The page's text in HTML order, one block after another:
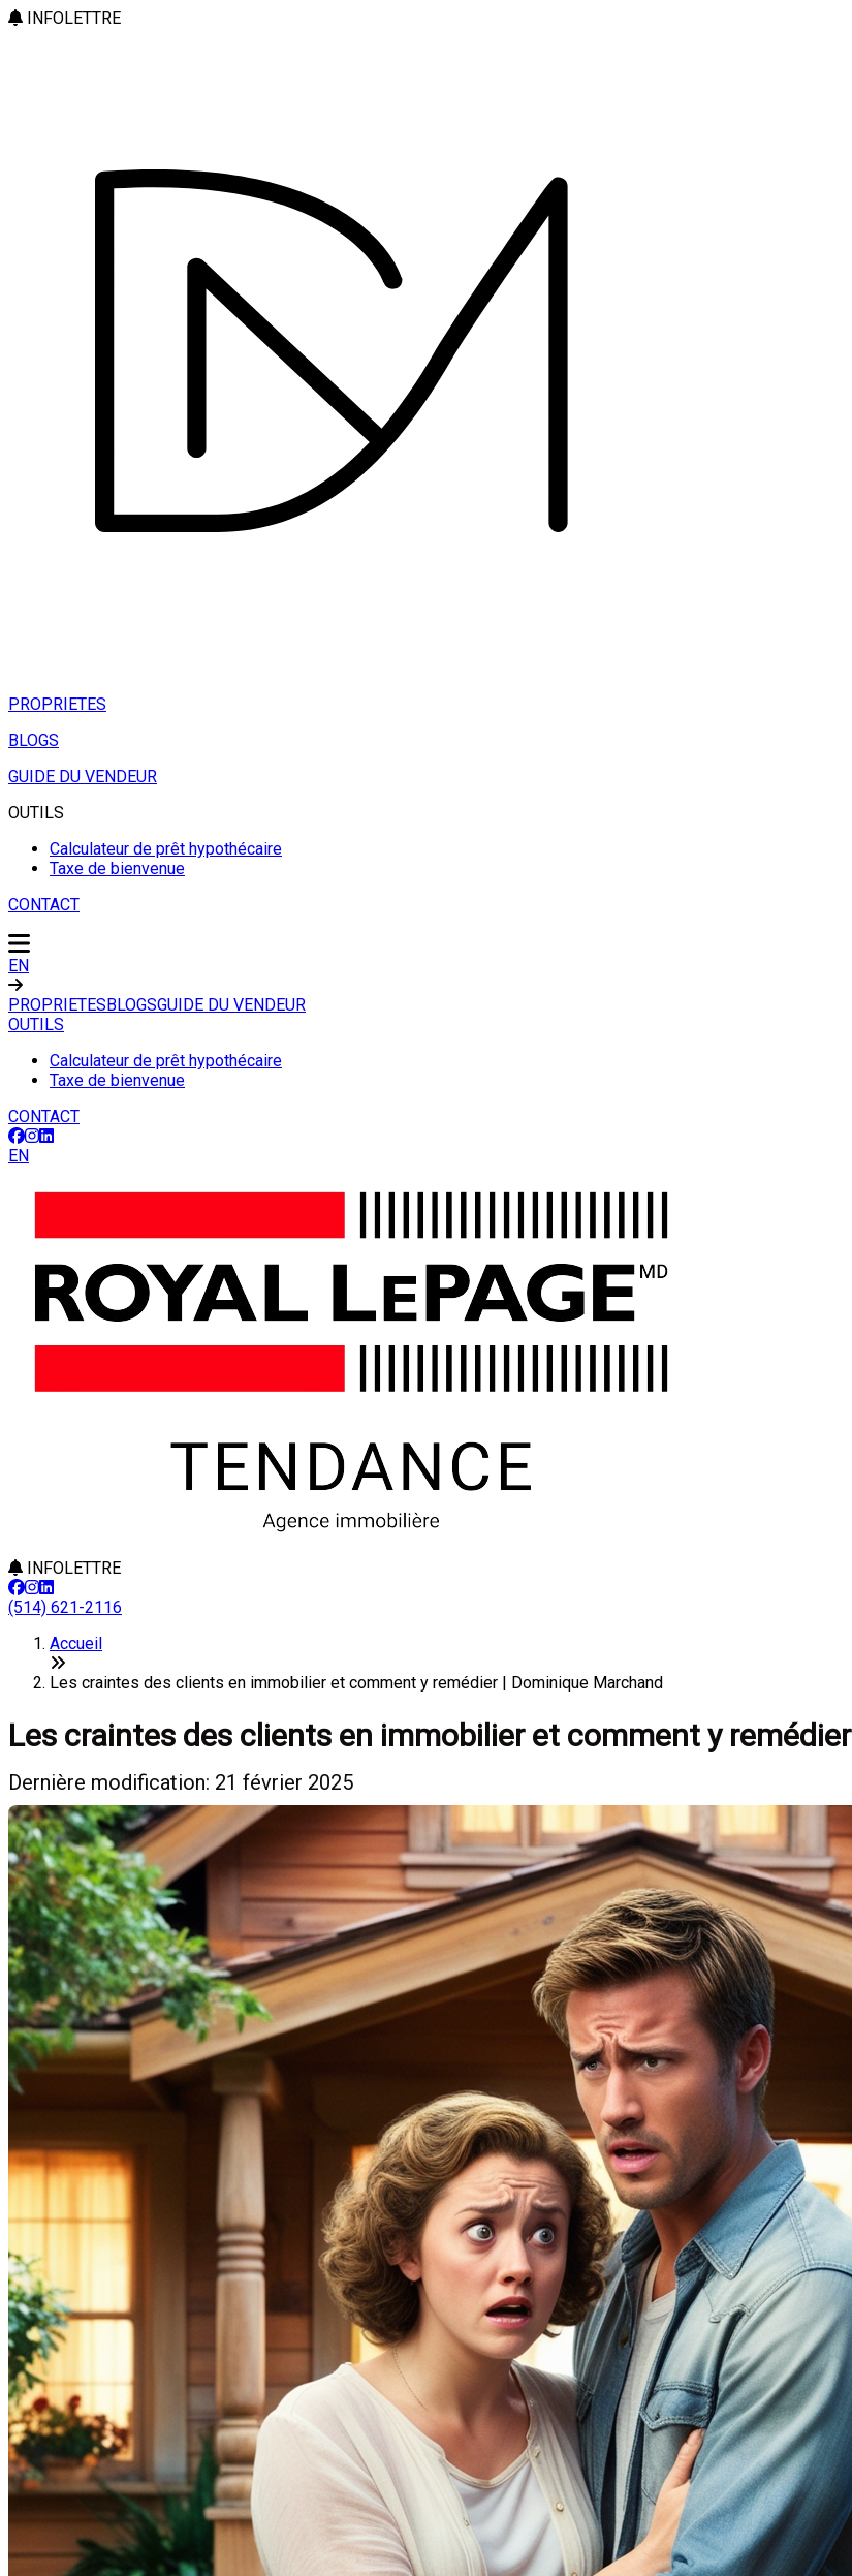
INFOLETTRE
PROPRIETES
BLOGS
GUIDE DU VENDEUR
OUTILS
Calculateur de prêt hypothécaire
Taxe de bienvenue
CONTACT
EN
PROPRIETESBLOGSGUIDE DU VENDEUR
OUTILS
Calculateur de prêt hypothécaire
Taxe de bienvenue
CONTACT
EN
INFOLETTRE
(514) 621-2116
Accueil
Les craintes des clients en immobilier et comment y remédier | Dominique Marchand
Les craintes des clients en immobilier et comment y remédier
Dernière modification: 21 février 2025